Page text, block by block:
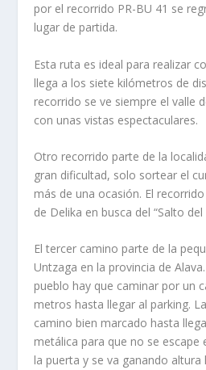
por el recorrido PR-BU 41 se
lugar de partida.
Esta ruta es ideal para realizar
llega a los siete kilómetros de
recorrido se ve siempre el valle
con unas vistas espectaculares.
Otro recorrido parte de la
gran dificultad, solo sortear el
más de una ocasión. El
de Delika en busca del “Salto del
El tercer camino parte de la
Untzaga en la provincia de
pueblo hay que caminar por un
metros hasta llegar al parking.
camino bien marcado hasta
metálica para que no se escape
la puerta y se va ganando